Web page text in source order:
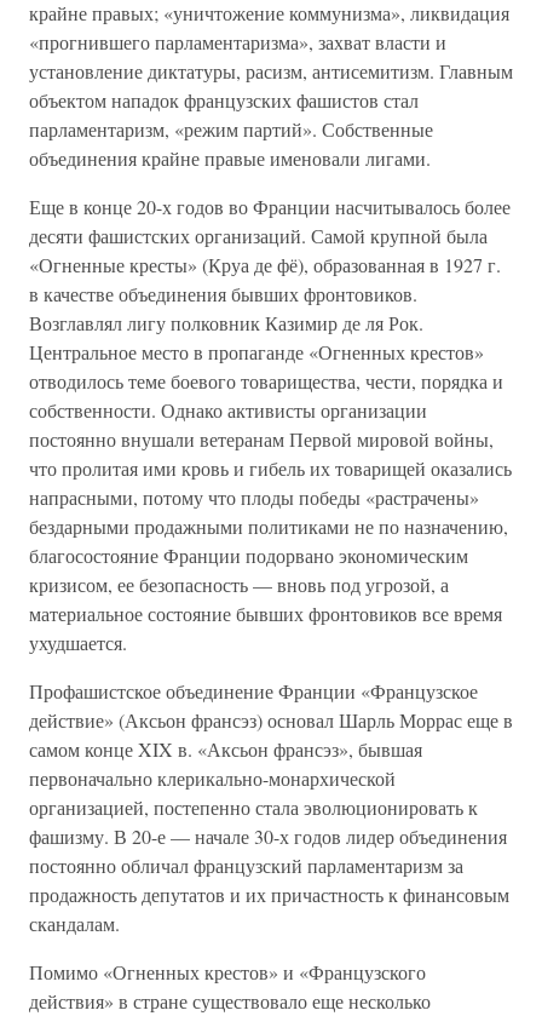
крайне правых; «уничтожение коммунизма», ликвидация
«прогнившего парламентаризма», захват власти и
установление диктатуры, расизм, антисемитизм. Главным
объектом нападок французских фашистов стал
парламентаризм, «режим партий». Собственные
объединения крайне правые именовали лигами.
Еще в конце 20-х годов во Франции насчитывалось более
десяти фашистских организаций. Самой крупной была
«Огненные кресты» (Круа де фё), образованная в 1927 г.
в качестве объединения бывших фронтовиков.
Возглавлял лигу полковник Казимир де ля Рок.
Центральное место в пропаганде «Огненных крестов»
отводилось теме боевого товарищества, чести, порядка и
собственности. Однако активисты организации
постоянно внушали ветеранам Первой мировой войны,
что пролитая ими кровь и гибель их товарищей оказались
напрасными, потому что плоды победы «растрачены»
бездарными продажными политиками не по назначению,
благосостояние Франции подорвано экономическим
кризисом, ее безопасность — вновь под угрозой, а
материальное состояние бывших фронтовиков все время
ухудшается.
Профашистское объединение Франции «Французское
действие» (Аксьон франсэз) основал Шарль Моррас еще в
самом конце XIX в. «Аксьон франсэз», бывшая
первоначально клерикально-монархической
организацией, постепенно стала эволюционировать к
фашизму. В 20-е — начале 30-х годов лидер объединения
постоянно обличал французский парламентаризм за
продажность депутатов и их причастность к финансовым
скандалам.
Помимо «Огненных крестов» и «Французского
действия» в стране существовало еще несколько